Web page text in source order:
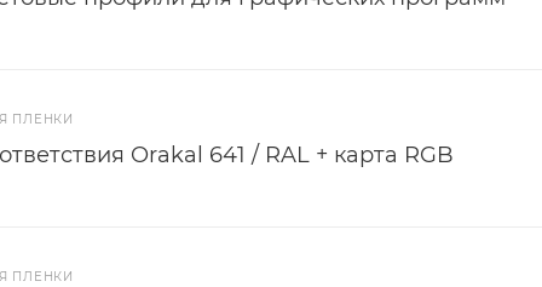
ПЛЕНКИ
Orakal 641 / RAL + карта RGB
ПЛЕНКИ